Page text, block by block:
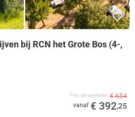
bij RCN het Grote Bos (4-,
Prijs van aanbieder € 654
vanaf € 392,25